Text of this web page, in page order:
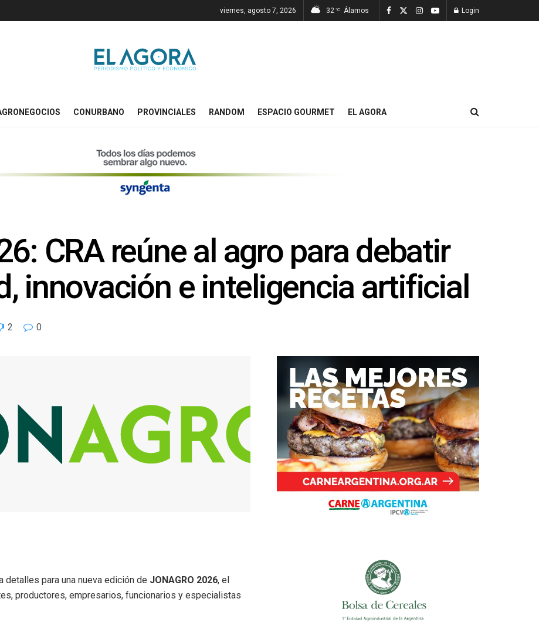
viernes, agosto 7, 2026 32 °C Álamos Login
CONURBANO PROVINCIALES RANDOM ESPACIO GOURMET EL AGORA
CRA reúne al agro para debatir
innovación e inteligencia artificial
2 0
detalles para una nueva edición de JONAGRO 2026, el
productores, empresarios, funcionarios y especialistas